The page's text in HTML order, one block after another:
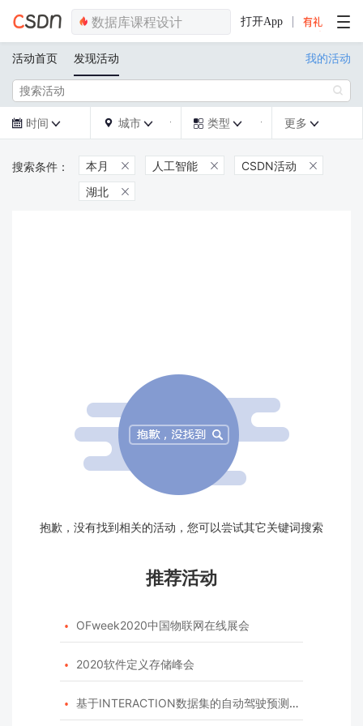
打开App
活动首页 发现活动 我的活动

 时间   城市   类型  更多 
本月  人工智能  CSDN活动 
湖北 
抱歉，没有找到相关的活动，您可以尝试其它关键词搜索
推荐活动
 OFweek2020中国物联网在线展会
 2020软件定义存储峰会
 基于INTERACTION数据集的自动驾驶预测模型挑战赛